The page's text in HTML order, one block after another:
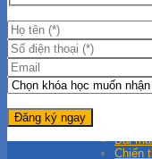
Học viên
Học viên
Thư viện
Tài liệu tiếng
Tiếng
Tài liệu IELTS
Bài
Chiến